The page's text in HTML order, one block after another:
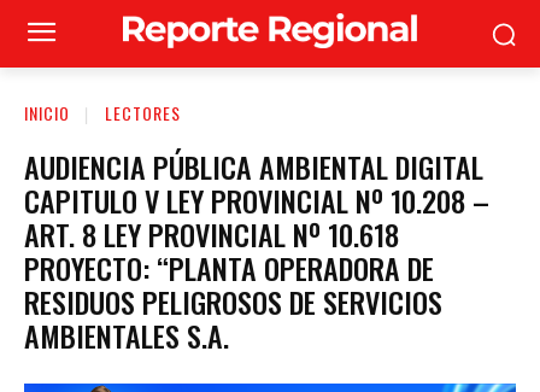
INICIO LECTORES
AUDIENCIA PÚBLICA AMBIENTAL DIGITAL
CAPITULO V LEY PROVINCIAL Nº 10.208 –
ART. 8 LEY PROVINCIAL Nº 10.618
PROYECTO: “PLANTA OPERADORA DE
RESIDUOS PELIGROSOS DE SERVICIOS
AMBIENTALES S.A.